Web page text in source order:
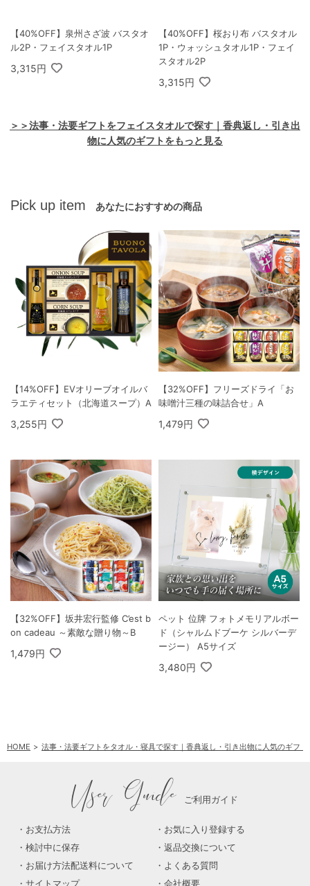
【40%OFF】泉州さざ波 バスタオ
ル2P・フェイスタオル1P
3,315円
【40%OFF】桜おり布 バスタオル
1P・ウォッシュタオル1P・フェイ
スタオル2P
3,315円
＞＞法事・法要ギフトをフェイスタオルで探す｜香典返し・引き出
物に人気のギフトをもっと見る
Pick up item あなたにおすすめの商品
【14%OFF】EVオリーブオイルバ
ラエティセット（北海道スープ）A
3,255円
【32%OFF】フリーズドライ「お
味噌汁三種の味詰合せ」A
1,479円
【32%OFF】坂井宏行監修 C’est b
on cadeau ～素敵な贈り物～B
1,479円
ペット 位牌 フォトメモリアルボー
ド（シャルムドブーケ シルバーデ
ージー） A5サイズ
3,480円
HOME 法事・法要ギフトをタオル・寝具で探す｜香典返し・引き出物に人気のギフト
User Guide ご利用ガイド
お支払方法
お気に入り登録する
検討中に保存
返品交換について
お届け方法配送料について
よくある質問
サイトマップ
会社概要